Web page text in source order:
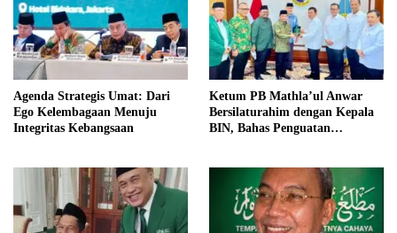
Agenda Strategis Umat: Dari
Ego Kelembagaan Menuju
Integritas Kebangsaan
Ketum PB Mathla’ul Anwar
Bersilaturahim dengan Kepala
BIN, Bahas Penguatan